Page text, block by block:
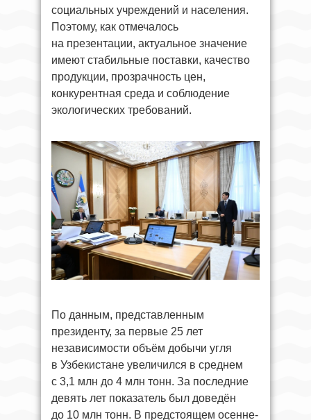
социальных учреждений и населения.
Поэтому, как отмечалось
на презентации, актуальное значение
имеют стабильные поставки, качество
продукции, прозрачность цен,
конкурентная среда и соблюдение
экологических требований.
По данным, представленным
президенту, за первые 25 лет
независимости объём добычи угля
в Узбекистане увеличился в среднем
с 3,1 млн до 4 млн тонн. За последние
девять лет показатель был доведён
до 10 млн тонн. В предстоящем осенне-